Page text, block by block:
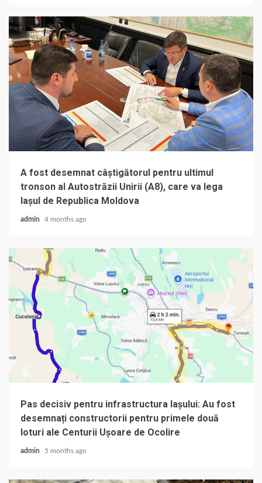
A fost desemnat câștigătorul pentru ultimul
tronson al Autostrăzii Unirii (A8), care va lega
Iașul de Republica Moldova
admin 4 months ago
Pas decisiv pentru infrastructura Iașului: Au fost
desemnați constructorii pentru primele două
loturi ale Centurii Ușoare de Ocolire
admin 5 months ago